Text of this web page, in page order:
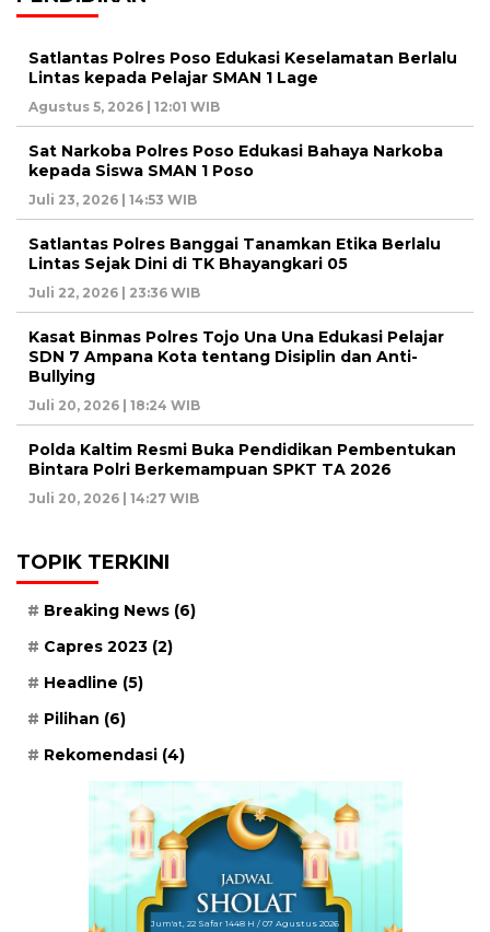
Satlantas Polres Poso Edukasi Keselamatan Berlalu
Lintas kepada Pelajar SMAN 1 Lage
Agustus 5, 2026 | 12:01 WIB
Sat Narkoba Polres Poso Edukasi Bahaya Narkoba
kepada Siswa SMAN 1 Poso
Juli 23, 2026 | 14:53 WIB
Satlantas Polres Banggai Tanamkan Etika Berlalu
Lintas Sejak Dini di TK Bhayangkari 05
Juli 22, 2026 | 23:36 WIB
Kasat Binmas Polres Tojo Una Una Edukasi Pelajar
SDN 7 Ampana Kota tentang Disiplin dan Anti-
Bullying
Juli 20, 2026 | 18:24 WIB
Polda Kaltim Resmi Buka Pendidikan Pembentukan
Bintara Polri Berkemampuan SPKT TA 2026
Juli 20, 2026 | 14:27 WIB
TOPIK TERKINI
Breaking News (6)
Capres 2023 (2)
Headline (5)
Pilihan (6)
Rekomendasi (4)
Jum'at, 22 Safar 1448 H / 07 Agustus 2026